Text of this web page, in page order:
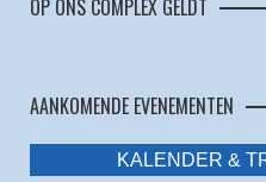
OP ONS COMPLEX GELDT
AANKOMENDE EVENEMENTEN
KALENDER &